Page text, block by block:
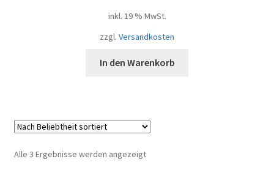
inkl. 19 % MwSt.
zzgl. Versandkosten
In den Warenkorb
Alle 3 Ergebnisse werden angezeigtNach